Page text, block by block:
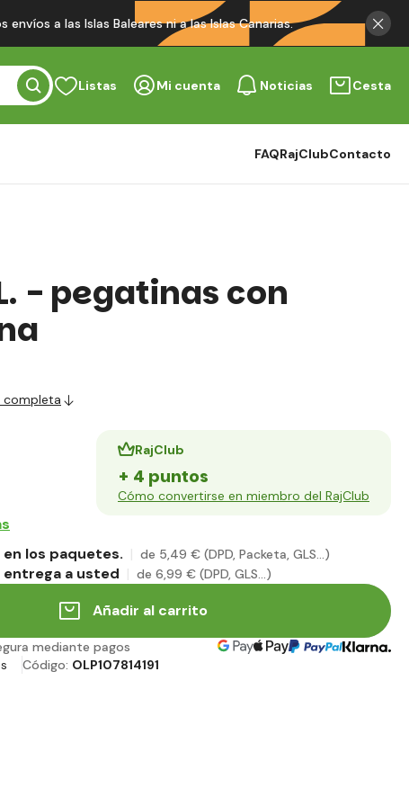
a las Islas Baleares ni a las Islas Canarias.
Listas Mi cuenta Noticias Cesta
FAQRajClubContacto
- pegatinas con
completa
RajClub
+ 4 puntos
Cómo convertirse en miembro del RajClub
en los paquetes.
de 5,49 € (DPD, Packeta, GLS...)
entrega a usted de 6,99 € (DPD, GLS...)
Añadir al carrito
mediante pagos
Código: OLP107814191